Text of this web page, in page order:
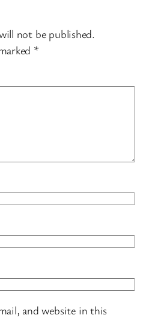
not be published.
*
and website in this